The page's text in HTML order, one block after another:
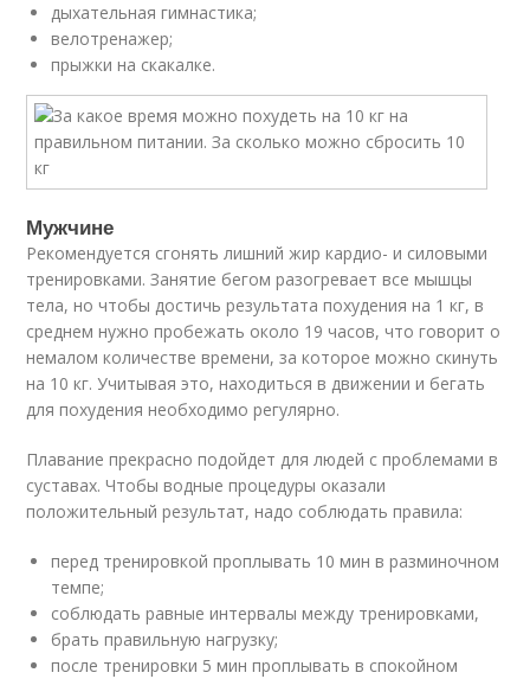
дыхательная гимнастика;
велотренажер;
прыжки на скакалке.
Мужчине
Рекомендуется сгонять лишний жир кардио- и силовыми
тренировками. Занятие бегом разогревает все мышцы
тела, но чтобы достичь результата похудения на 1 кг, в
среднем нужно пробежать около 19 часов, что говорит о
немалом количестве времени, за которое можно скинуть
на 10 кг. Учитывая это, находиться в движении и бегать
для похудения необходимо регулярно.
Плавание прекрасно подойдет для людей с проблемами в
суставах. Чтобы водные процедуры оказали
положительный результат, надо соблюдать правила:
перед тренировкой проплывать 10 мин в разминочном
темпе;
соблюдать равные интервалы между тренировками,
брать правильную нагрузку;
после тренировки 5 мин проплывать в спокойном